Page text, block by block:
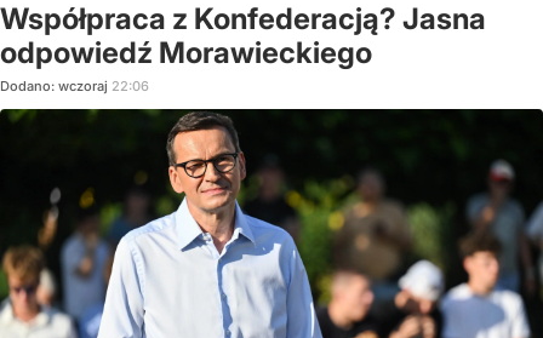
Współpraca z Konfederacją? Jasna
odpowiedź Morawieckiego
Dodano: wczoraj 22:06